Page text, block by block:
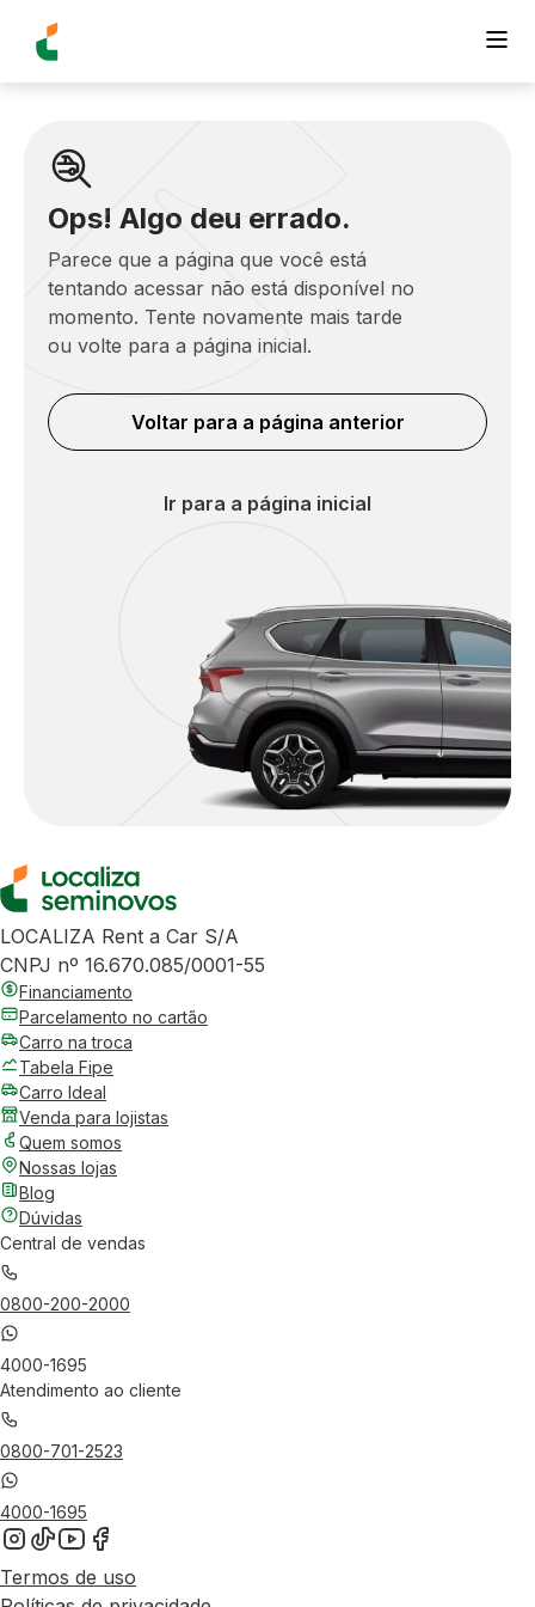
Ops! Algo deu errado.
Parece que a página que você está
tentando acessar não está disponível no
momento. Tente novamente mais tarde
ou volte para a página inicial.
Voltar para a página anterior
Ir para a página inicial
LOCALIZA Rent a Car S/A
CNPJ nº 16.670.085/0001-55
Financiamento
Parcelamento no cartão
Carro na troca
Tabela Fipe
Carro Ideal
Venda para lojistas
Quem somos
Nossas lojas
Blog
Dúvidas
Central de vendas
0800-200-2000
4000-1695
Atendimento ao cliente
0800-701-2523
4000-1695
Termos de uso